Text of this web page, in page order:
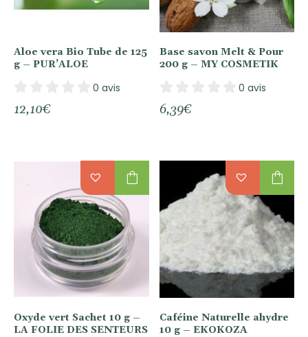
Aloe vera Bio Tube de 125
g – PUR’ALOE
0 avis
12,10€
Base savon Melt & Pour
200 g – MY COSMETIK
0 avis
6,39€
Oxyde vert Sachet 10 g –
LA FOLIE DES SENTEURS
shopping_bag
Caféine Naturelle ahydre
10 g – EKOKOZA
shopping_bag